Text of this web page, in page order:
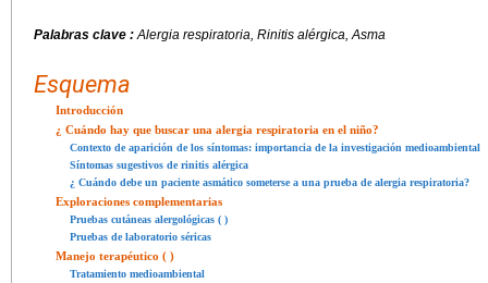
Palabras clave : Alergia respiratoria, Rinitis alérgica, Asma
Esquema
Introducción
¿ Cuándo hay que buscar una alergia respiratoria en el niño?
Contexto de aparición de los síntomas: importancia de la investigación medioambiental
Síntomas sugestivos de rinitis alérgica
¿ Cuándo debe un paciente asmático someterse a una prueba de alergia respiratoria?
Exploraciones complementarias
Pruebas cutáneas alergológicas ( )
Pruebas de laboratorio séricas
Manejo terapéutico ( )
Tratamiento medioambiental